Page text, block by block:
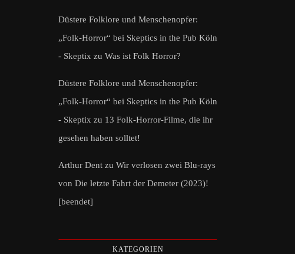
Düstere Folklore und Menschenopfer:
„Folk-Horror“ bei Skeptics in the Pub Köln
- Skeptix zu Was ist Folk Horror?
Düstere Folklore und Menschenopfer:
„Folk-Horror“ bei Skeptics in the Pub Köln
- Skeptix zu 13 Folk-Horror-Filme, die ihr
gesehen haben solltet!
Arthur Dent zu Wir verlosen zwei Blu-rays
von Die letzte Fahrt der Demeter (2023)!
[beendet]
KATEGORIEN